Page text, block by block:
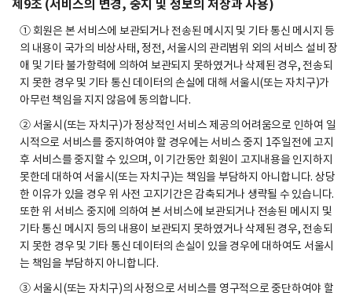
제9조 (서비스의 변경, 중지 및 정보의 저장과 사용)
① 회원은 본 서비스에 보관되거나 전송된 메시지 및 기타 통신 메시지 등
의 내용이 국가의 비상사태, 정전, 서울시의 관리범위 외의 서비스 설비 장
애 및 기타 불가항력에 의하여 보관되지 못하였거나 삭제된 경우, 전송되
지 못한 경우 및 기타 통신 데이터의 손실에 대해 서울시(또는 자치구)가
아무런 책임을 지지 않음에 동의합니다.
② 서울시(또는 자치구)가 정상적인 서비스 제공의 어려움으로 인하여 일
시적으로 서비스를 중지하여야 할 경우에는 서비스 중지 1주일전에 고지
후 서비스를 중지할 수 있으며, 이 기간동안 회원이 고지내용을 인지하지
못한데 대하여 서울시(또는 자치구)는 책임을 부담하지 아니합니다. 상당
한 이유가 있을 경우 위 사전 고지기간은 감축되거나 생략될 수 있습니다.
또한 위 서비스 중지에 의하여 본 서비스에 보관되거나 전송된 메시지 및
기타 통신 메시지 등의 내용이 보관되지 못하였거나 삭제된 경우, 전송되
지 못한 경우 및 기타 통신 데이터의 손실이 있을 경우에 대하여도 서울시
는 책임을 부담하지 아니합니다.
③ 서울시(또는 자치구)의 사정으로 서비스를 영구적으로 중단하여야 할